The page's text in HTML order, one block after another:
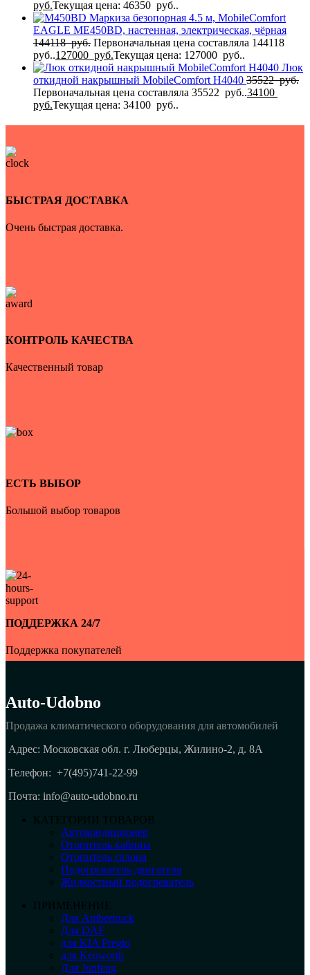
руб.Текущая цена: 46350 руб..
Маркиза безопорная 4.5 м, MobileComfort
EAGLE MЕ450BD, настенная, электрическая, чёрная
144118руб. Первоначальная цена составляла 144118
руб..127000 руб.Текущая цена: 127000 руб..
Люк
откидной накрышный MobileComfort H4040 35522руб.
Первоначальная цена составляла 35522 руб..34100
руб.Текущая цена: 34100 руб..
БЫСТРАЯ ДОСТАВКА
Очень быстрая доставка.
КОНТРОЛЬ КАЧЕСТВА
Качественный товар
ЕСТЬ ВЫБОР
Большой выбор товаров
ПОДДЕРЖКА 24/7
Поддержка покупателей
Auto-Udobno
Продажа климатического оборудования для автомобилей
Адрес: Московская обл. г. Люберцы, Жилино-2, д. 8A
Телефон: +7(495)741-22-99
Почта: info@auto-udobno.ru
КАТЕГОРИИ ТОВАРОВ
Автокондиционер
Отопитель кабины
Отопитель салона
Подогреватель двигателя
Жидкостный подогреватель
ПРИМЕНЕНИЕ
Для Ambertruck
Для DAF
для KIA Pregio
для Kenworth
Для Junfeng